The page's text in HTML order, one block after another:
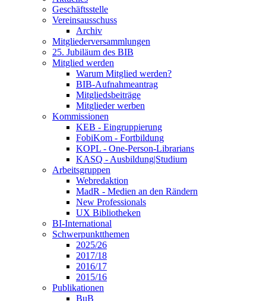
Geschäftsstelle
Vereinsausschuss
Archiv
Mitgliederversammlungen
25. Jubiläum des BIB
Mitglied werden
Warum Mitglied werden?
BIB-Aufnahmeantrag
Mitgliedsbeiträge
Mitglieder werben
Kommissionen
KEB - Eingruppierung
FobiKom - Fortbildung
KOPL - One-Person-Librarians
KASQ - Ausbildung|Studium
Arbeitsgruppen
Webredaktion
MadR - Medien an den Rändern
New Professionals
UX Bibliotheken
BI-International
Schwerpunktthemen
2025/26
2017/18
2016/17
2015/16
Publikationen
BuB